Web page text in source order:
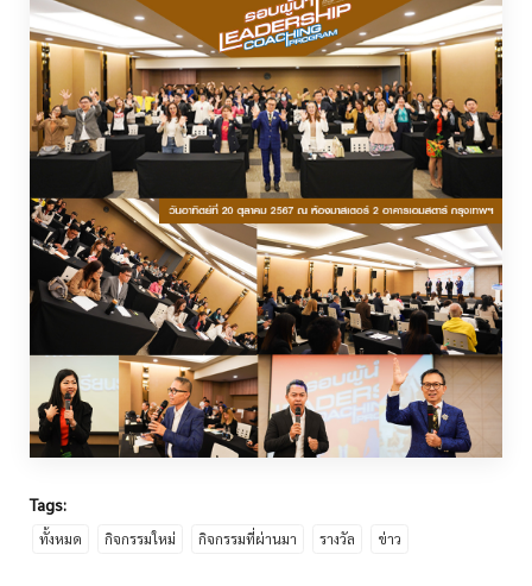
Tags:
ทั้งหมด กิจกรรมใหม่ กิจกรรมที่ผ่านมา รางวัล ข่าว